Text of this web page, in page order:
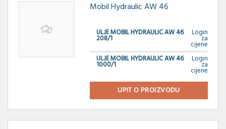
Mobil Hydraulic AW 46
ULJE MOBIL HYDRAULIC AW 46
208/1
Login
za
cijene
ULJE MOBIL HYDRAULIC AW 46
1000/1
Login
za
cijene
UPIT O PROIZVODU